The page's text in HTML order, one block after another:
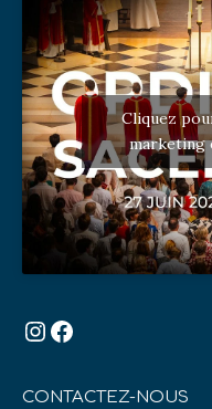
Cliquez
marketing
Instagram
Facebook
CONTACTEZ-NOUS